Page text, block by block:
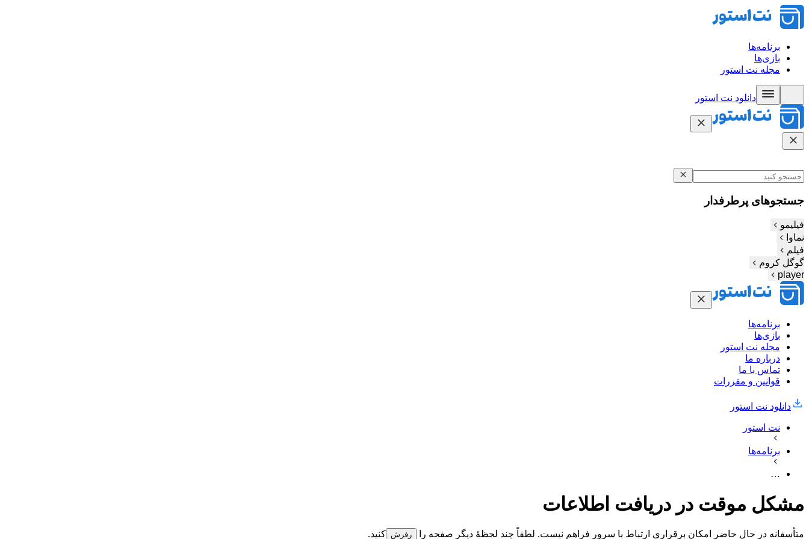
برنامه‌ها
بازی‌ها
مجله نت استور
دانلود نت‌ استور
جستجوهای پرطرفدار
فیلیمو
نماوا
فیلم‌
گوگل کروم
player
برنامه‌ها
بازی‌ها
مجله نت استور
درباره ما
تماس با ما
قوانین و مقررات
دانلود نت‌ استور
نت استور
برنامه‌ها
…
مشکل موقت در دریافت اطلاعات
متأسفانه در حال حاضر امکان برقراری ارتباط با سرور فراهم نیست. لطفاً چند لحظهٔ دیگر صفحه را رفرش کنید.